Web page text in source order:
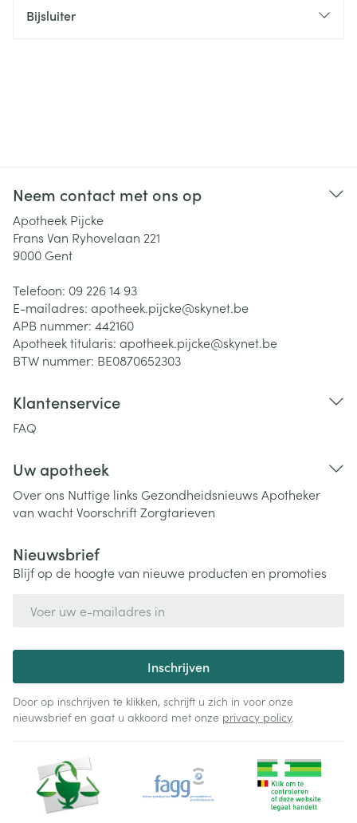
Bijsluiter
Neem contact met ons op
Apotheek Pijcke
Frans Van Ryhovelaan 221
9000 Gent
Telefoon: 09 226 14 93
E-mailadres: apotheek.pijcke@skynet.be
APB nummer: 442160
Apotheek titularis: apotheek.pijcke@skynet.be
BTW nummer: BE0870652303
Klantenservice
FAQ
Uw apotheek
Over ons Nuttige links Gezondheidsnieuws Apotheker
van wachtVoorschriftZorgtarieven
Nieuwsbrief
Blijf op de hoogte van nieuwe producten en promoties
Inschrijven
Door op inschrijven te klikken, schrijft u zich in voor onze
nieuwsbrief en gaat u akkoord met onze privacy policy.